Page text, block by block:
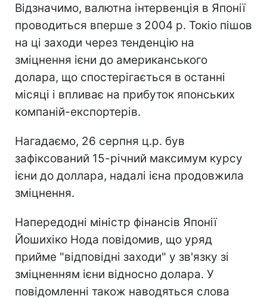
Відзначимо, валютна інтервенція в Японії
проводиться вперше з 2004 р. Токіо пішов
на ці заходи через тенденцію на
зміцнення ієни до американського
долара, що спостерігається в останні
місяці і впливає на прибуток японських
компаній-експортерів.
Нагадаємо, 26 серпня ц.р. був
зафіксований 15-річний максимум курсу
ієни до доллара, надалі ієна продовжила
зміцнення.
Напередодні міністр фінансів Японії
Йошихіко Нода повідомив, що уряд
прийме "відповідні заходи" у зв'язку зі
зміцненням ієни відносно долара. У
повідомленні також наводяться слова